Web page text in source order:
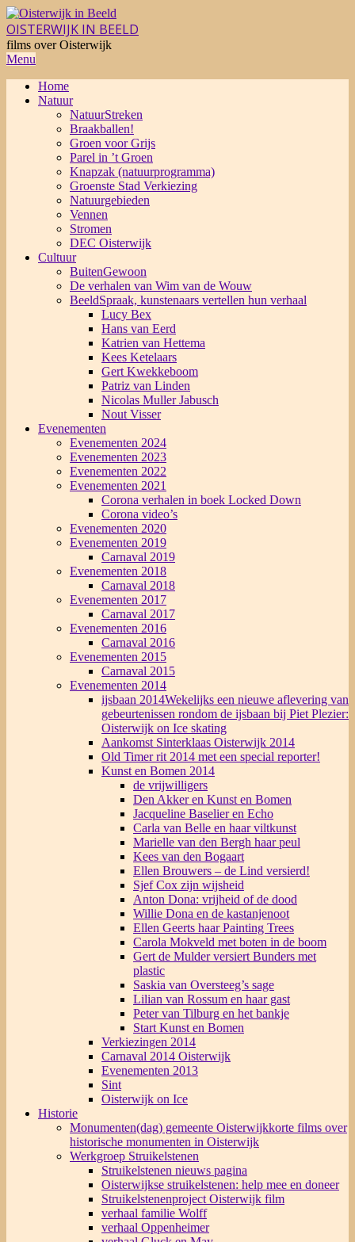
Skip
to
content
OISTERWIJK IN BEELD
films over Oisterwijk
Primary
Menu
Menu
Home
Natuur
NatuurStreken
Braakballen!
Groen voor Grijs
Parel in ’t Groen
Knapzak (natuurprogramma)
Groenste Stad Verkiezing
Natuurgebieden
Vennen
Stromen
DEC Oisterwijk
Cultuur
BuitenGewoon
De verhalen van Wim van de Wouw
BeeldSpraak, kunstenaars vertellen hun verhaal
Lucy Bex
Hans van Eerd
Katrien van Hettema
Kees Ketelaars
Gert Kwekkeboom
Patriz van Linden
Nicolas Muller Jabusch
Nout Visser
Evenementen
Evenementen 2024
Evenementen 2023
Evenementen 2022
Evenementen 2021
Corona verhalen in boek Locked Down
Corona video’s
Evenementen 2020
Evenementen 2019
Carnaval 2019
Evenementen 2018
Carnaval 2018
Evenementen 2017
Carnaval 2017
Evenementen 2016
Carnaval 2016
Evenementen 2015
Carnaval 2015
Evenementen 2014
ijsbaan 2014Wekelijks een nieuwe aflevering van
gebeurtenissen rondom de ijsbaan bij Piet Plezier:
Oisterwijk on Ice skating
Aankomst Sinterklaas Oisterwijk 2014
Old Timer rit 2014 met een special reporter!
Kunst en Bomen 2014
de vrijwilligers
Den Akker en Kunst en Bomen
Jacqueline Baselier en Echo
Carla van Belle en haar viltkunst
Marielle van den Bergh haar peul
Kees van den Bogaart
Ellen Brouwers – de Lind versierd!
Sjef Cox zijn wijsheid
Anton Dona: vrijheid of de dood
Willie Dona en de kastanjenoot
Ellen Geerts haar Painting Trees
Carola Mokveld met boten in de boom
Gert de Mulder versiert Bunders met
plastic
Saskia van Oversteeg’s sage
Lilian van Rossum en haar gast
Peter van Tilburg en het bankje
Start Kunst en Bomen
Verkiezingen 2014
Carnaval 2014 Oisterwijk
Evenementen 2013
Sint
Oisterwijk on Ice
Historie
Monumenten(dag) gemeente Oisterwijkkorte films over
historische monumenten in Oisterwijk
Werkgroep Struikelstenen
Struikelstenen nieuws pagina
Oisterwijkse struikelstenen: help mee en doneer
Struikelstenenproject Oisterwijk film
verhaal familie Wolff
verhaal Oppenheimer